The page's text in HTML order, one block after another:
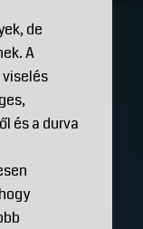
de
A
és a durva